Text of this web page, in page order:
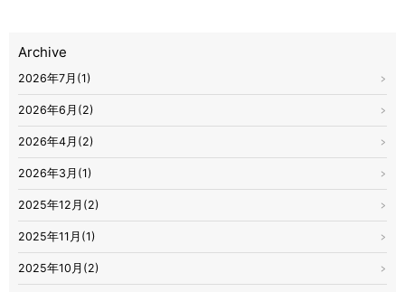
Archive
2026年7月(1)
2026年6月(2)
2026年4月(2)
2026年3月(1)
2025年12月(2)
2025年11月(1)
2025年10月(2)